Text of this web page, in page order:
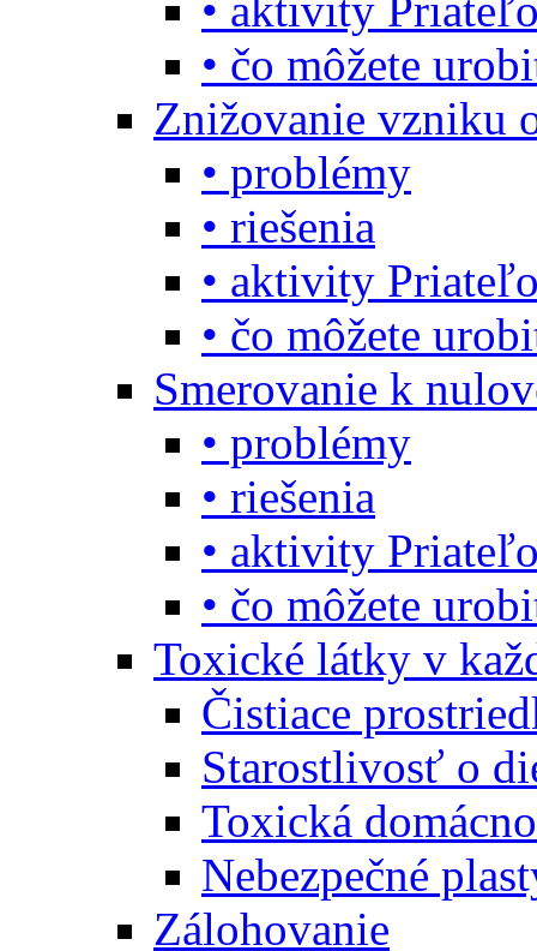
• čo môžete
Znižovanie vzniku
• problémy
• riešenia
• aktivity
• čo môžete
Smerovanie k
• problémy
• riešenia
• aktivity
• čo môžete
Toxické látky v
Čistiace
Starostlivosť o
Toxická
Nebezpečné
Zálohovanie